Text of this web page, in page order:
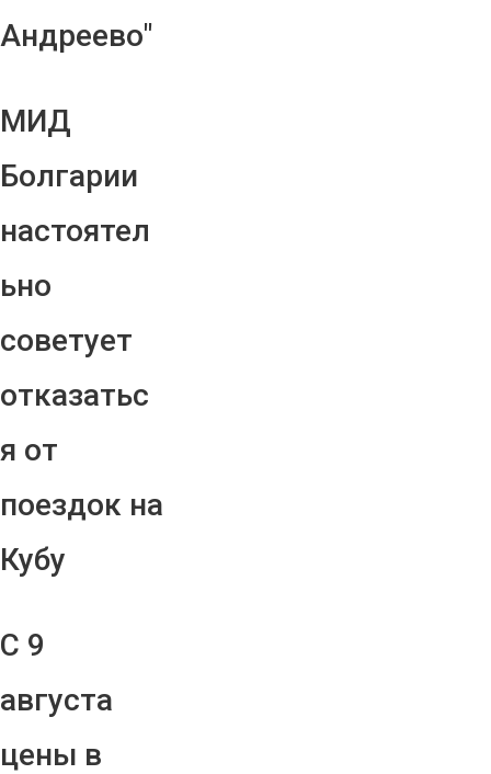
Андреево"
МИД
Болгарии
настоятел
ьно
советует
отказатьс
я от
поездок на
Кубу
С 9
августа
цены в